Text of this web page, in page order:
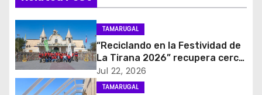
c
i
ó
n
TAMARUGAL
“Reciclando en la Festividad de
La Tirana 2026” recupera cerca
de cuatro toneladas de
residuos
Jul 22, 2026
TAMARUGAL